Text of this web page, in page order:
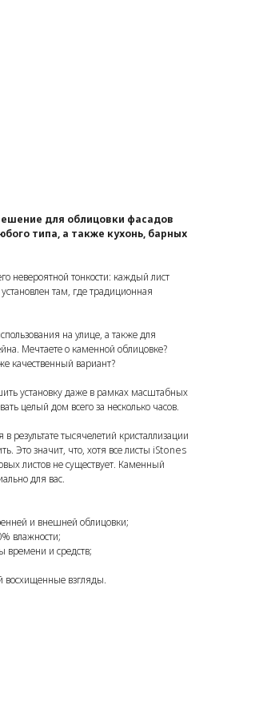
для облицовки фасадов
типа, а также кухонь, барных
невероятной тонкости: каждый лист
там, где традиционная
на улице, а также для
Мечтаете о каменной облицовке?
качественный вариант?
установку даже в рамках масштабных
целый дом всего за несколько часов.
тысячелетий кристаллизации
Это значит, что, хотя все листы iStones
листов не существует. Каменный
для вас.
и внешней облицовки;
влажности;
времени и средств;
взгляды.